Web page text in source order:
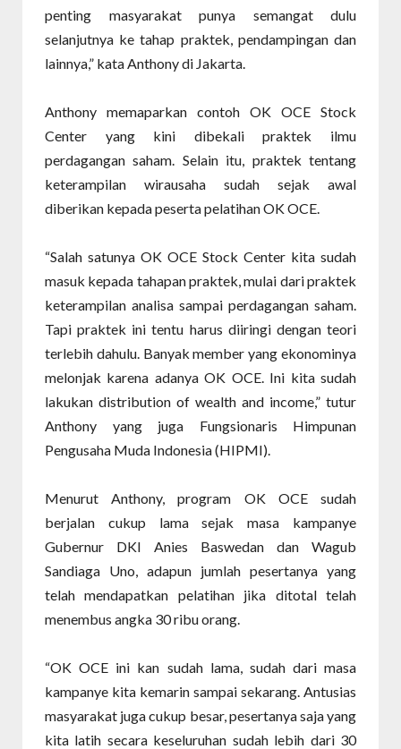
penting masyarakat punya semangat dulu
selanjutnya ke tahap praktek, pendampingan dan
lainnya,” kata Anthony di Jakarta.
Anthony memaparkan contoh OK OCE Stock
Center yang kini dibekali praktek ilmu
perdagangan saham. Selain itu, praktek tentang
keterampilan wirausaha sudah sejak awal
diberikan kepada peserta pelatihan OK OCE.
“Salah satunya OK OCE Stock Center kita sudah
masuk kepada tahapan praktek, mulai dari praktek
keterampilan analisa sampai perdagangan saham.
Tapi praktek ini tentu harus diiringi dengan teori
terlebih dahulu. Banyak member yang ekonominya
melonjak karena adanya OK OCE. Ini kita sudah
lakukan distribution of wealth and income,” tutur
Anthony yang juga Fungsionaris Himpunan
Pengusaha Muda Indonesia (HIPMI).
Menurut Anthony, program OK OCE sudah
berjalan cukup lama sejak masa kampanye
Gubernur DKI Anies Baswedan dan Wagub
Sandiaga Uno, adapun jumlah pesertanya yang
telah mendapatkan pelatihan jika ditotal telah
menembus angka 30 ribu orang.
“OK OCE ini kan sudah lama, sudah dari masa
kampanye kita kemarin sampai sekarang. Antusias
masyarakat juga cukup besar, pesertanya saja yang
kita latih secara keseluruhan sudah lebih dari 30